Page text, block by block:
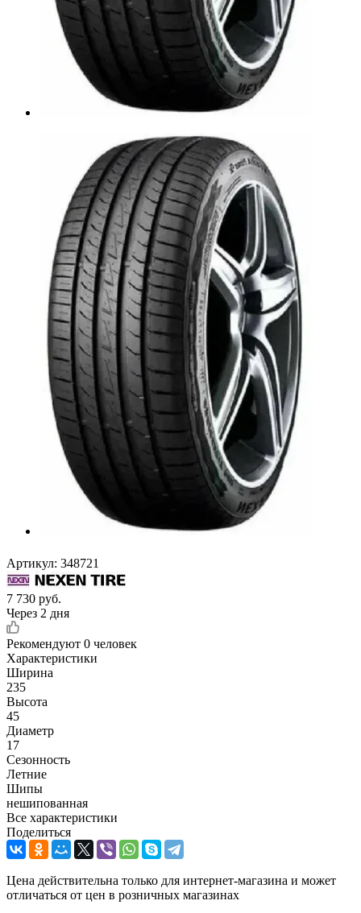
Артикул: 348721
7 730 руб.
Через 2 дня
Рекомендуют 0 человек
Характеристики
Ширина
235
Высота
45
Диаметр
17
Сезонность
Летние
Шипы
нешипованная
Все характеристики
Поделиться
Цена действительна только для интернет-магазина и может
отличаться от цен в розничных магазинах